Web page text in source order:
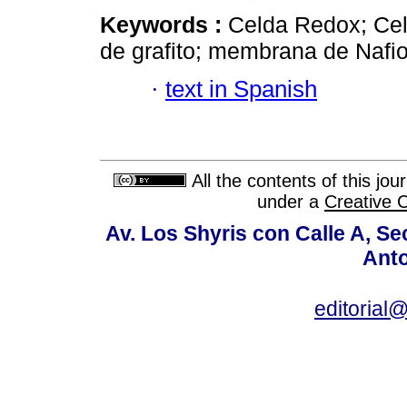
Keywords : Celda Redox;
de grafito; membrana de
· text in Spanish
All the contents of this
under a Creative
Av. Los Shyris con Calle A,